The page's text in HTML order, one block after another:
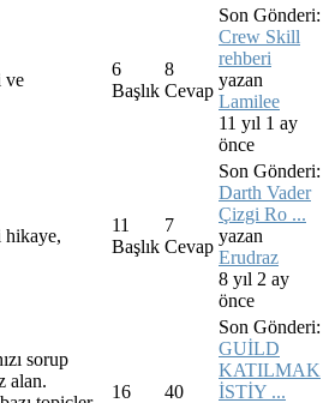
ve
6
Başlık
8
Cevap
Son Gönderi:
Crew Skill
rehberi
yazan
Lamilee
11 yıl 1 ay
önce
hikaye,
11
Başlık
7
Cevap
Son Gönderi:
Darth Vader
Çizgi Ro ...
yazan
Erudraz
8 yıl 2 ay
önce
sorup
alan.
16
40
Son Gönderi:
GUİLD
KATILMAK
İSTİY ...